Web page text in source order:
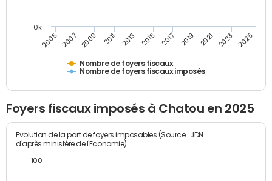
Nombre de foyers fiscaux
Nombre de foyers fiscaux imposés
2005 2007 2009 2011 2013 2015 2017 2019 2021 2023 2025
0k
Foyers fiscaux imposés à Chatou en 2025
Evolution de la part de foyers imposables (Source : JDN
d'après ministère de l'Economie)
100